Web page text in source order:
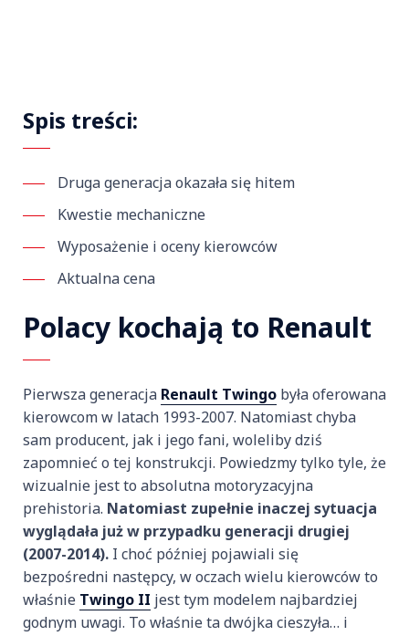
Spis treści:
Druga generacja okazała się hitem
Kwestie mechaniczne
Wyposażenie i oceny kierowców
Aktualna cena
Polacy kochają to Renault
Pierwsza generacja Renault Twingo była oferowana
kierowcom w latach 1993-2007. Natomiast chyba
sam producent, jak i jego fani, woleliby dziś
zapomnieć o tej konstrukcji. Powiedzmy tylko tyle, że
wizualnie jest to absolutna motoryzacyjna
prehistoria. Natomiast zupełnie inaczej sytuacja
wyglądała już w przypadku generacji drugiej
(2007-2014). I choć później pojawiali się
bezpośredni następcy, w oczach wielu kierowców to
właśnie Twingo II jest tym modelem najbardziej
godnym uwagi. To właśnie ta dwójka cieszyła… i